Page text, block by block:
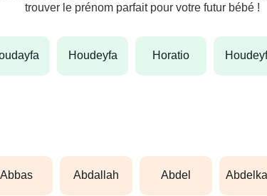
trouver le prénom parfait pour votre futur bébé !
houdeyfa horatio
abbas abdallah abdel